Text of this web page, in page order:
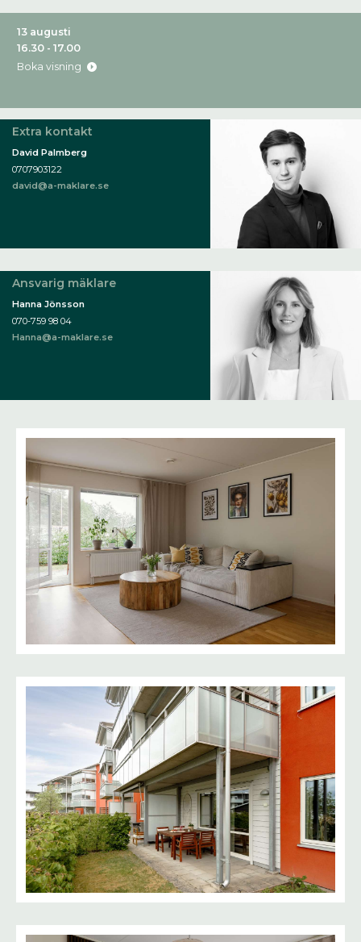
13 augusti
16.30 - 17.00
Boka visning
Extra kontakt
David Palmberg
0707903122
david@a-maklare.se
Ansvarig mäklare
Hanna Jönsson
070-759 98 04
Hanna@a-maklare.se